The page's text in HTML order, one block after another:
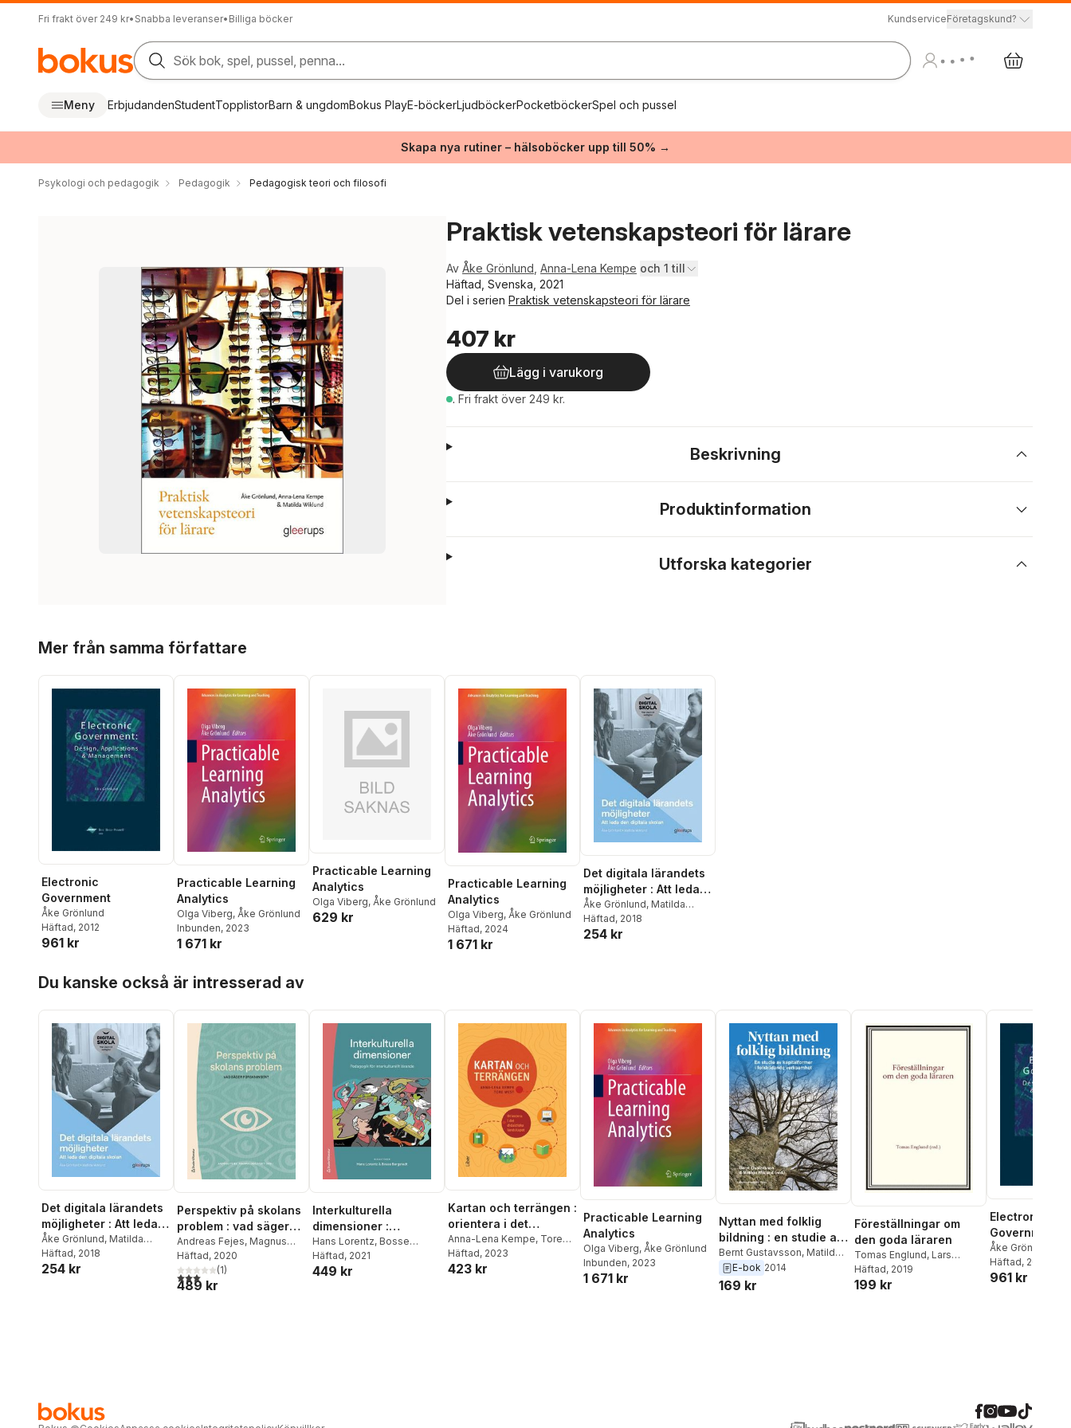
Fri frakt över 249 kr• Snabba leveranser• Billiga böcker KundserviceFöretagskund?
Sök bok, spel, pussel, penna...
Meny ErbjudandenStudentTopplistorBarn & ungdomBokus PlayE-böckerLjudböckerPocketböckerSpel och pussel
Skapa nya rutiner – hälsoböcker upp till 50% →
Psykologi och pedagogik Pedagogik Pedagogisk teori och filosofi
Praktisk vetenskapsteori för lärare
Av Åke Grönlund Anna-Lena Kempe och 1 till
Häftad, Svenska, 2021
Del i serien Praktisk vetenskapsteori för lärare
407 kr
Lägg i varukorg
. Fri frakt över 249 kr.
Beskrivning
Produktinformation
Utforska kategorier
Mer från samma författare
Electronic
Government
Åke Grönlund
Häftad, 2012
961 kr
Practicable Learning
Analytics
Olga Viberg, Åke Grönlund
Inbunden, 2023
1 671 kr
Practicable Learning
Analytics
Olga Viberg, Åke Grönlund
629 kr
Practicable Learning
Analytics
Olga Viberg, Åke Grönlund
Häftad, 2024
1 671 kr
Det digitala lärandets
möjligheter : Att leda
den digitala skolan
Åke Grönlund, Matilda
Wiklund
Häftad, 2018
254 kr
Du kanske också är intresserad av
Det digitala lärandets
möjligheter : Att leda
den digitala skolan
Åke Grönlund, Matilda
Wiklund
Häftad, 2018
254 kr
Perspektiv på skolans
problem : vad säger
forskningen?
Andreas Fejes, Magnus
Dahlstedt,Majsa Allelin
Emma Arneback
Beach ,Gert Biesta
Häftad, 2020
3,0utav 5 stjärnor. Totalt antal röster:
(1)
489 kr
Interkulturella
dimensioner :
pedagogik för
interkulturellt lärande
Hans Lorentz, Bosse
Bergstedt,Helen Avery
Andreas Bergh
Häftad, 2021
449 kr
Kartan och terrängen :
orientera i det
didaktiska landskapet
Anna-Lena Kempe, Tore
West
Häftad, 2023
423 kr
Practicable Learning
Analytics
Olga Viberg, Åke Grönlund
Inbunden, 2023
1 671 kr
Nyttan med folklig
bildning : en studie av
kapitalformer i
folkbildande
verksamhet
Bernt Gustavsson, Matilda
Wiklund
E-bok 2014
169 kr
Föreställningar om
den goda läraren
Tomas Englund, Lars
Erikson ,Owe Lindberg
Agneta Linné
Häftad, 2019
199 kr
Electronic
Government
Åke Grönlund
Häftad, 2012
961 kr